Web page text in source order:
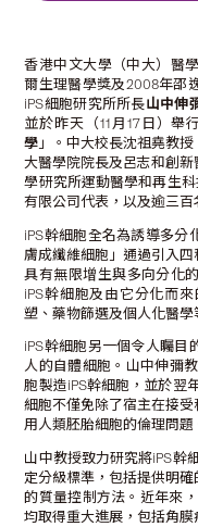
香港中文大學（中大）醫
爾生理醫學獎及2008年邵
iPS細胞研究所所長山中伸
並於昨天（11月17日）舉
學 」。中大校長沈祖堯教
大醫學院院長及呂志和創
學研究所運動醫學和再生
有限公司代表，以及逾三百
iPS幹細胞全名為誘導多分
膚成纖維細胞」通過引入
具有無限增生與多向分化
iPS幹細胞及由它分化而
塑、藥物篩選及個人化醫
iPS幹細胞另一個令人矚目
人的自體細胞。山中伸彌
胞製造iPS幹細胞，並於翌
細胞不僅免除了宿主在接
用人類胚胎細胞的倫理問題
山中教授致力研究將iPS幹
定分級標準，包括提供明
的質量控制方法。近年來
均取得重大進展，包括角